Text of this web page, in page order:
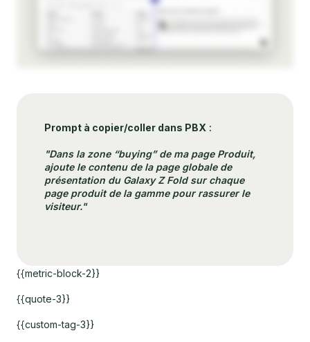
Prompt à copier/coller dans PBX :
"Dans la zone “buying” de ma page Produit,
ajoute le contenu de la page globale de
présentation du Galaxy Z Fold sur chaque
page produit de la gamme pour rassurer le
visiteur."
{{metric-block-2}}
{{quote-3}}
{{custom-tag-3}}